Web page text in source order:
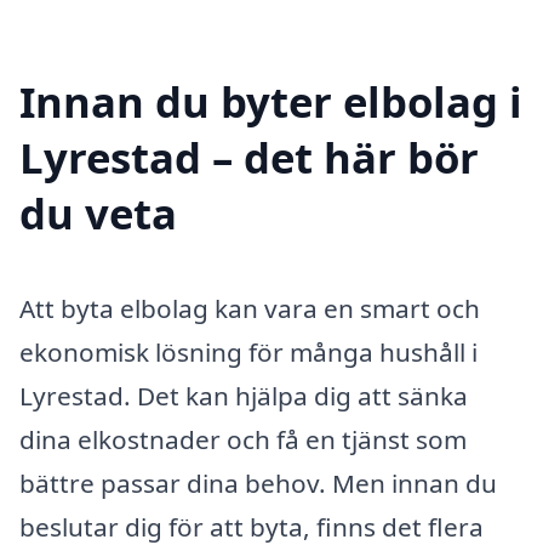
Innan du byter elbolag i
Lyrestad – det här bör
du veta
Att byta elbolag kan vara en smart och
ekonomisk lösning för många hushåll i
Lyrestad. Det kan hjälpa dig att sänka
dina elkostnader och få en tjänst som
bättre passar dina behov. Men innan du
beslutar dig för att byta, finns det flera